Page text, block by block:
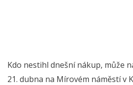
Kdo nestihl dnešní nákup, může
21. dubna na Mírovém náměstí v